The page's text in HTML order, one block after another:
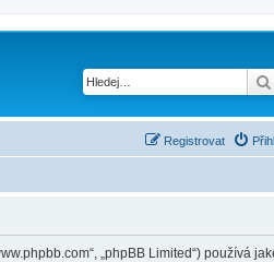
Registrovat
„phpBB Limited“) používá